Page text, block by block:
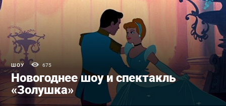
ШОУ 675
Новогоднее шоу и спектакль
«Золушка»